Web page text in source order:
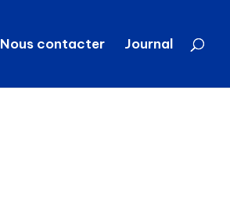
Nous contacter Journal